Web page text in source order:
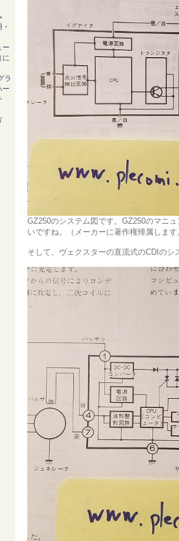
ー
に
ラ
ー
GZ250のシステム図です。GZ250のマニ
いですね。（メーカーに著作権帰属しま
そして、ヴェクスターの直流式のCDIのシ